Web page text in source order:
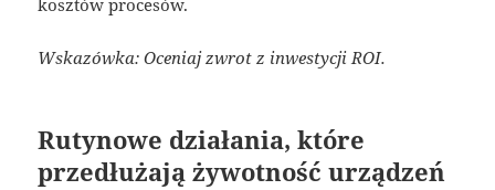
kosztów procesów.
Wskazówka: Oceniaj zwrot z inwestycji ROI.
Rutynowe działania, które
przedłużają żywotność urządzeń